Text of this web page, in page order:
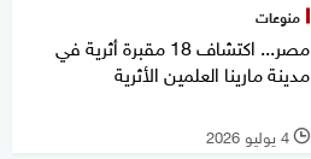
منوعات
مصر... اكتشاف 18 مقبرة أثرية في
مدينة مارينا العلمين الأثرية
l 4 يوليو 2026